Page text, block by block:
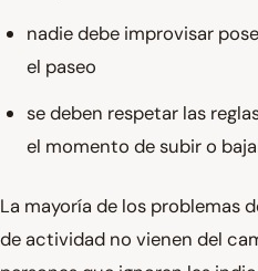
nadie debe improvisar
el paseo
se deben respetar las
el momento de subir o
La mayoría de los problemas
de actividad no vienen del